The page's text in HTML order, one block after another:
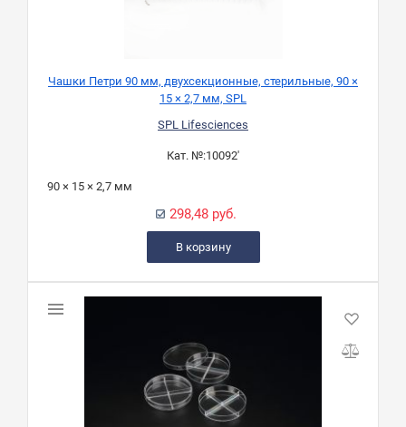
Чашки Петри 90 мм, двухсекционные, стерильные, 90 ×
15 × 2,7 мм, SPL
SPL Lifesciences
Кат. №:10092'
90 × 15 × 2,7 мм
298,48 руб.
В корзину